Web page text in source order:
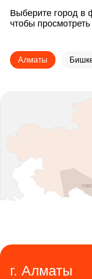
Выберите город в
чтобы
Алматы
г. Алматы